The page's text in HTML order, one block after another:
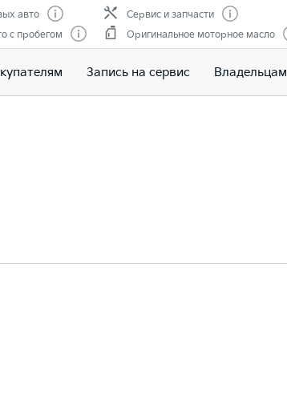
авто
с пробегом
Сервис и запчасти
Оригинальное моторное масло
Запись на сервис Владельцам